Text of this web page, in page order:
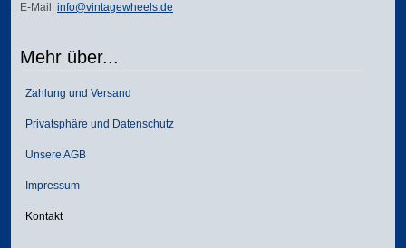
E-Mail: info@vintagewheels.de
Mehr über...
Zahlung und Versand
Privatsphäre und Datenschutz
Unsere AGB
Impressum
Kontakt